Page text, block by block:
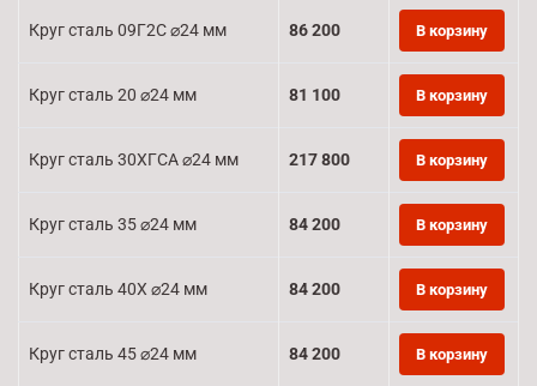
Круг сталь 09Г2С ⌀24 мм 86 200 В корзину
Круг сталь 20 ⌀24 мм 81 100 В корзину
Круг сталь 30ХГСА ⌀24 мм 217 800 В корзину
Круг сталь 35 ⌀24 мм 84 200 В корзину
Круг сталь 40Х ⌀24 мм 84 200 В корзину
Круг сталь 45 ⌀24 мм 84 200 В корзину